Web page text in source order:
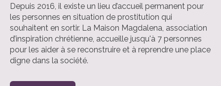
Depuis 2016, il existe un lieu d’accueil permanent pour
les personnes en situation de prostitution qui
souhaitent en sortir. La Maison Magdalena, association
d’inspiration chrétienne, accueille jusqu'à 7 personnes
pour les aider à se reconstruire et à reprendre une place
digne dans la société.